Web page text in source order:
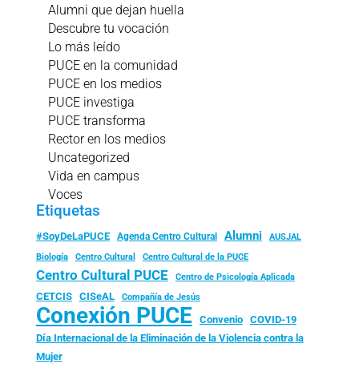
Alumni que dejan huella
Descubre tu vocación
Lo más leído
PUCE en la comunidad
PUCE en los medios
PUCE investiga
PUCE transforma
Rector en los medios
Uncategorized
Vida en campus
Voces
Etiquetas
#SoyDeLaPUCE Agenda Centro Cultural Alumni
AUSJAL
Biología
Centro Cultural Centro Cultural de la PUCE
Centro Cultural PUCE Centro de Psicología Aplicada
CETCIS CISeAL Compañía de Jesús
Conexión PUCE Convenio
COVID-19
Día Internacional de la Eliminación de la Violencia contra la
Mujer